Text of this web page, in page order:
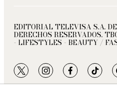
EDITORIAL TELEVISA S.A.
DERECHOS RESERVADOS.
- LIFESTYLES - BEAUTY /
twitterinstagramfacebook